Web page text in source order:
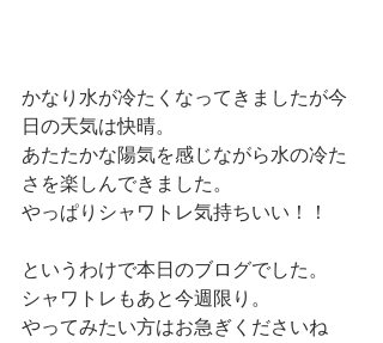
かなり水が冷たくなってきましたが今
日の天気は快晴。
あたたかな陽気を感じながら水の冷た
さを楽しんできました。
やっぱりシャワトレ気持ちいい！！
というわけで本日のブログでした。
シャワトレもあと今週限り。
やってみたい方はお急ぎくださいね